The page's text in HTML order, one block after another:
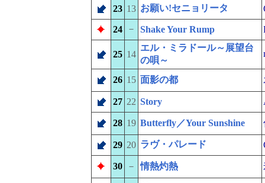
23 13 お願い!セニョリータ
24 － Shake Your Rump
25 14
エル・ミラドール～展望台
の唄～
26 15 面影の都
27 22 Story
28 19 Butterfly／Your Sunshine
29 20 ラヴ・パレード
30 － 情熱灼熱